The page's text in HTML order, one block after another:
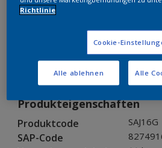
Muster
Bestellen Sie direkt
Produkteigenschaften
Produktcode SAJ16G
SAP-Code
Richtlinie
Cookie-
Alle ablehnen Alle